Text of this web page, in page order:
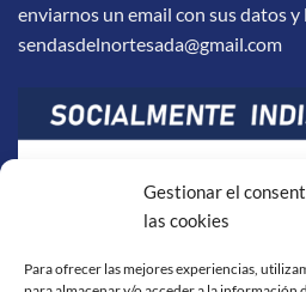
Gestionar el
las cookies
Para ofrecer las mejores experiencias,
enviarnos un email con sus datos y
sendasdelnortesada@gmail.com